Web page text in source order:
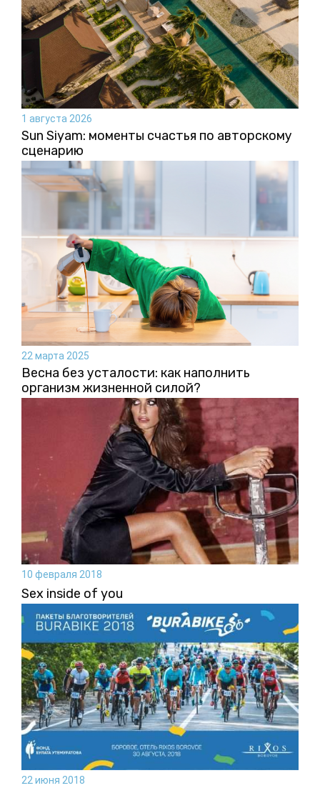
1 августа 2026
Sun Siyam: моменты счастья по авторскому
сценарию
22 марта 2025
Весна без усталости: как наполнить
организм жизненной силой?
10 февраля 2018
Sex inside of you
22 июня 2018